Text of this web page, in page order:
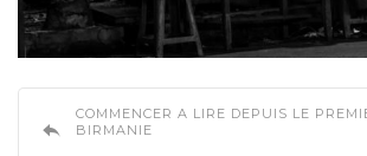
COMMENCER A LIRE DEPUIS LE
BIRMANIE